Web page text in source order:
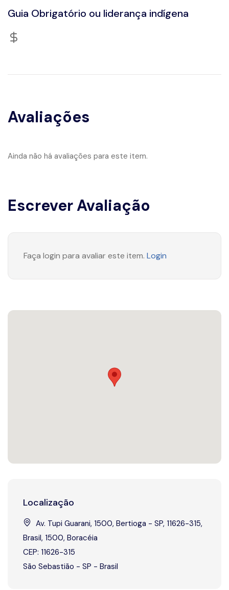
Guia Obrigatório ou liderança indígena
Avaliações
Ainda não há avaliações para este item.
Escrever Avaliação
Faça login para avaliar este item. Login
Localização
Av. Tupi Guarani, 1500, Bertioga - SP, 11626-315,
Brasil, 1500, Boracéia
CEP: 11626-315
São Sebastião - SP - Brasil